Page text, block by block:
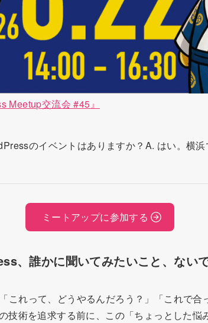
Meetup交流会 #45』
のイベントはありますか？A. はい。横
ミートアップに参加する
、誰かに聞いてみたいこと、ない
これって、どうやるんだろう？」「これで合
技術を追求する前に、この「ちょっとした悩